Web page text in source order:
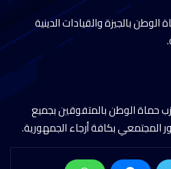
بالجيزة والقيادات الدينية
حماة الوطن بالمتفوقين بجميع
المجتمعي بكافة أرجاء الجمهورية.